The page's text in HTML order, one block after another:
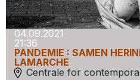
04.09.2021
21:36
PANDEMIE : SAMEN
LAMARCHE
Centrale for